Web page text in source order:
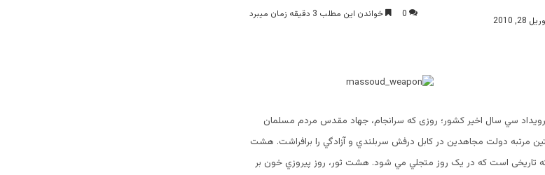
28, 2010
0 خواندن این مطلب 3 دقیقه زمان میبرد
سي سال اخير كشور؛ روزی كه سرانجام، جهاد مقدس مردم مسلمان
مرتبه دولت مجاهدين در کابل درفش سربلندي و آزادگي را برافراشت. هشت
تاريخی است كه در يک روز متجلي مي شود. هشت ثور، روز پيروزي خون بر